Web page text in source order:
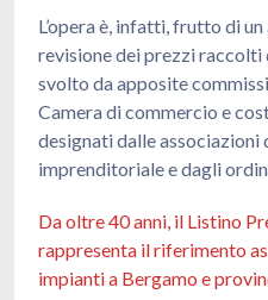
L’opera è, infatti, frutto di
revisione dei prezzi
svolto da apposite
Camera di commercio e
designati dalle associazioni
imprenditoriale e dagli
Da oltre 40 anni, il Listino
rappresenta il riferimento
impianti a Bergamo e